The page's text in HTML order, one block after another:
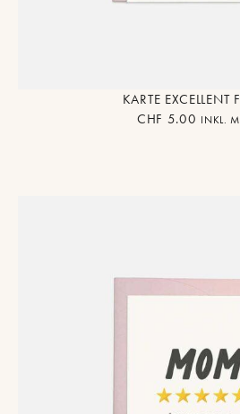
KARTE EXCELLENT
CHF 5.00 INKL.